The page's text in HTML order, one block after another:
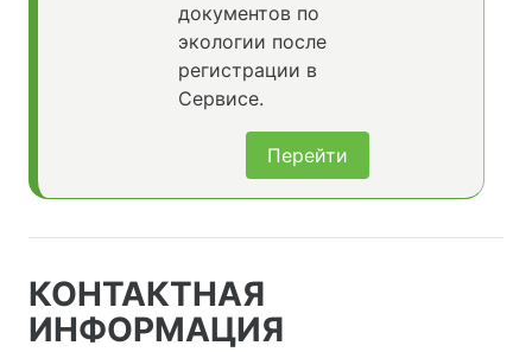
документов по
экологии после
регистрации в
Сервисе.
Перейти
КОНТАКТНАЯ
ИНФОРМАЦИЯ